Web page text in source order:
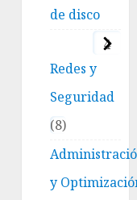
de disco
4
Redes y
Seguridad
8
y